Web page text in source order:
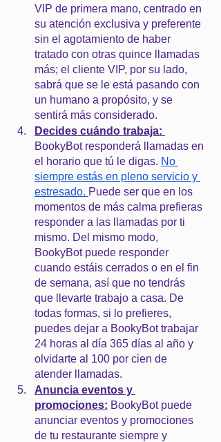
VIP de primera mano, centrado en
su atención exclusiva y preferente
sin el agotamiento de haber
tratado con otras quince llamadas
más; el cliente VIP, por su lado,
sabrá que se le está pasando con
un humano a propósito, y se
sentirá más considerado.
Decides cuándo trabaja:
BookyBot responderá llamadas en
el horario que tú le digas. No
siempre estás en pleno servicio y
estresado. Puede ser que en los
momentos de más calma prefieras
responder a las llamadas por ti
mismo. Del mismo modo,
BookyBot puede responder
cuando estáis cerrados o en el fin
de semana, así que no tendrás
que llevarte trabajo a casa. De
todas formas, si lo prefieres,
puedes dejar a BookyBot trabajar
24 horas al día 365 días al año y
olvidarte al 100 por cien de
atender llamadas.
Anuncia eventos y
promociones: BookyBot puede
anunciar eventos y promociones
de tu restaurante siempre y